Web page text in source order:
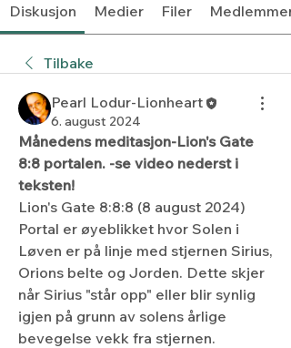
Diskusjon Medier Filer Medlemmer
Tilbake
Pearl Lodur-Lionheart
6. august 2024
Månedens meditasjon-Lion's Gate
8:8 portalen. -se video nederst i
teksten!
Lion's Gate 8:8:8 (8 august 2024)
Portal er øyeblikket hvor Solen i
Løven er på linje med stjernen Sirius,
Orions belte og Jorden. Dette skjer
når Sirius "står opp" eller blir synlig
igjen på grunn av solens årlige
bevegelse vekk fra stjernen.